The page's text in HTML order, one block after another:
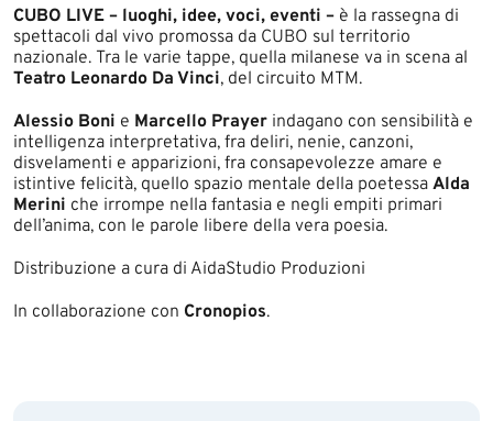
CUBO LIVE – luoghi, idee, voci, eventi – è la rassegna di
spettacoli dal vivo promossa da CUBO sul territorio
nazionale. Tra le varie tappe, quella milanese va in scena al
Teatro Leonardo Da Vinci, del circuito MTM.
Alessio Boni e Marcello Prayer indagano con sensibilità e
intelligenza interpretativa, fra deliri, nenie, canzoni,
disvelamenti e apparizioni, fra consapevolezze amare e
istintive felicità, quello spazio mentale della poetessa Alda
Merini che irrompe nella fantasia e negli empiti primari
dell’anima, con le parole libere della vera poesia.
Distribuzione a cura di AidaStudio Produzioni
​In collaborazione con Cronopios.​